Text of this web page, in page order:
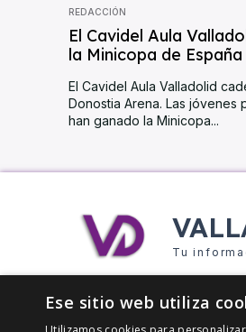
REDACCIÓN
El Cavidel Aula
la Minicopa de España
El Cavidel Aula Valladolid
Donostia Arena. Las jóvenes
han ganado la Minicopa...
Tu
Ese sitio web utiliza